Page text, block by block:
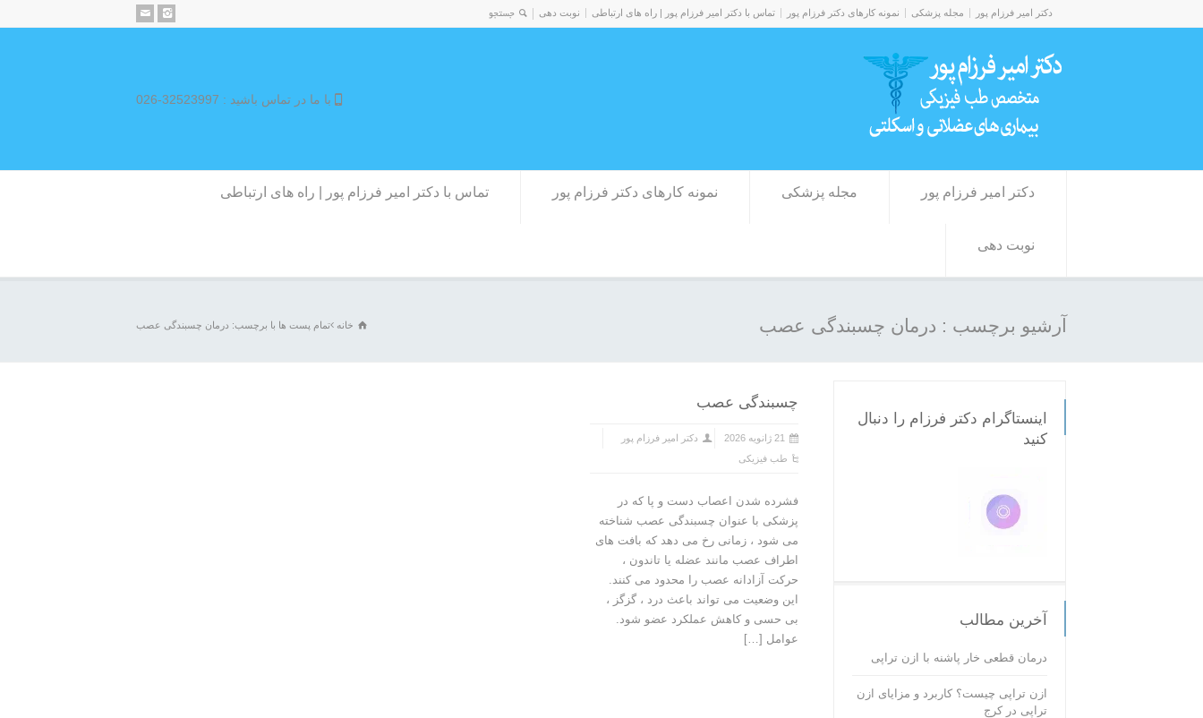
دکتر امیر فرزام پور مجله پزشکی نمونه کارهای دکتر فرزام پور تماس با دکتر امیر فرزام پور | راه های ارتباطی نوبت دهی
با ما در تماس باشید : 32523997-026
دکتر امیر فرزام پور مجله پزشکی نمونه کارهای دکتر فرزام پور تماس با دکتر امیر فرزام پور | راه های ارتباطی
نوبت دهی
آرشیو برچسب : درمان چسبندگی عصب خانه تمام پست ها با برچسب: درمان چسبندگی عصب
چسبندگی عصب
21 ژانویه 2026
دکتر امیر فرزام پور
طب فیزیکی
فشرده‌ شدن اعصاب دست و پا که در
پزشکی با عنوان چسبندگی عصب شناخته
می‌ شود ، زمانی رخ می‌ دهد که بافت‌ های
اطراف عصب مانند عضله یا تاندون ،
حرکت آزادانه عصب را محدود می‌ کنند.
این وضعیت می‌ تواند باعث درد ، گزگز ،
بی‌ حسی و کاهش عملکرد عضو شود.
عوامل […]
اینستاگرام دکتر فرزام را دنبال
کنید
آخرین مطالب
درمان قطعی خار پاشنه با ازن تراپی
ازن تراپی چیست؟ کاربرد و مزایای ازن
تراپی در کرج